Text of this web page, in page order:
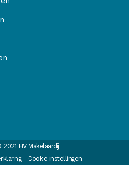
2021 HV Makelaardij
Cookie instellingen